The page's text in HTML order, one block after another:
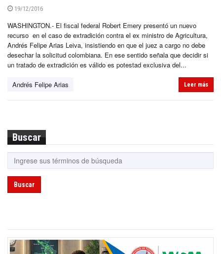
19/12/2016
WASHINGTON.- El fiscal federal Robert Emery presentó un nuevo
recurso en el caso de extradición contra el ex ministro de Agricultura,
Andrés Felipe Arias Leiva, insistiendo en que el juez a cargo no debe
desechar la solicitud colombiana. En ese sentido señala que decidir si
un tratado de extradición es válido es potestad exclusiva del...
Andrés Felipe Arias Leer más
Buscar
Buscar